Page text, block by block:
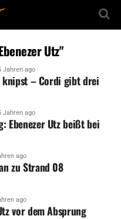
Utz"
Jahren ago
– Cordi gibt drei
Jahren ago
Ebenezer Utz beißt bei
ago
zu Strand 08
ago
vor dem Absprung